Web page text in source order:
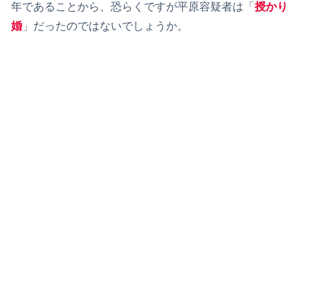
年であることから、恐らくですが平原容疑者は「 授かり
婚 」だったのではないでしょうか。